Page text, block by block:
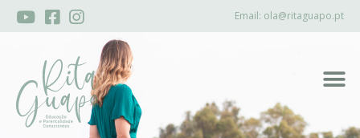
Email: ola@ritaguapo.pt